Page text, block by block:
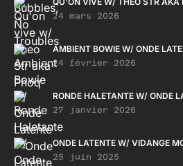
24 mars 2026
AMBIENT BOWIE W/ ONDE
24 février 2026
RONDE HALETANTE W/ ONDE
27 janvier 2026
ONDE LATENTE W/ VIDANGE
25 juin 2025